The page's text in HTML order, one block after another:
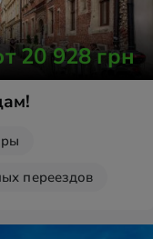
20 928грн
переездов